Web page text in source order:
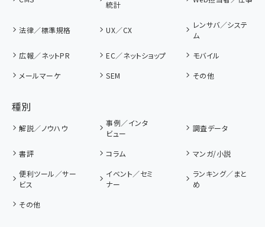
統計
法律／標準規格 UX／CX
レンサバ／システ
ム
広報／ネットPR
EC／ネットショップ
モバイル
メールマーケ
SEM その他
種別
解説／ノウハウ
事例／インタ
ビュー
調査データ
書評 コラム
マンガ/小説
便利ツール／サー
ビス
イベント／セミ
ナー
ランキング／まと
め
その他